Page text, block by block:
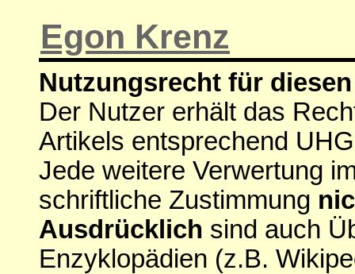
Egon Krenz
Nutzungsrecht für
Der Nutzer erhält das
Artikels entsprechend
Jede weitere Verwertung
schriftliche Zustimmung
Ausdrücklich sind auch
Enzyklopädien (z.B.